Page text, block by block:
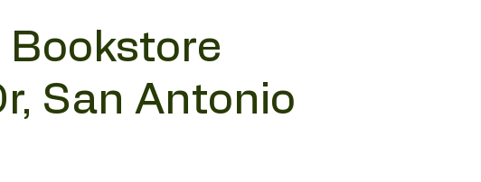
Bookstore
San Antonio